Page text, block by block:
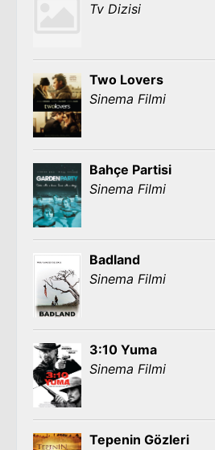
Tv Dizisi
Two Lovers
Sinema Filmi
Bahçe Partisi
Sinema Filmi
Badland
Sinema Filmi
3:10 Yuma
Sinema Filmi
Tepenin Gözleri